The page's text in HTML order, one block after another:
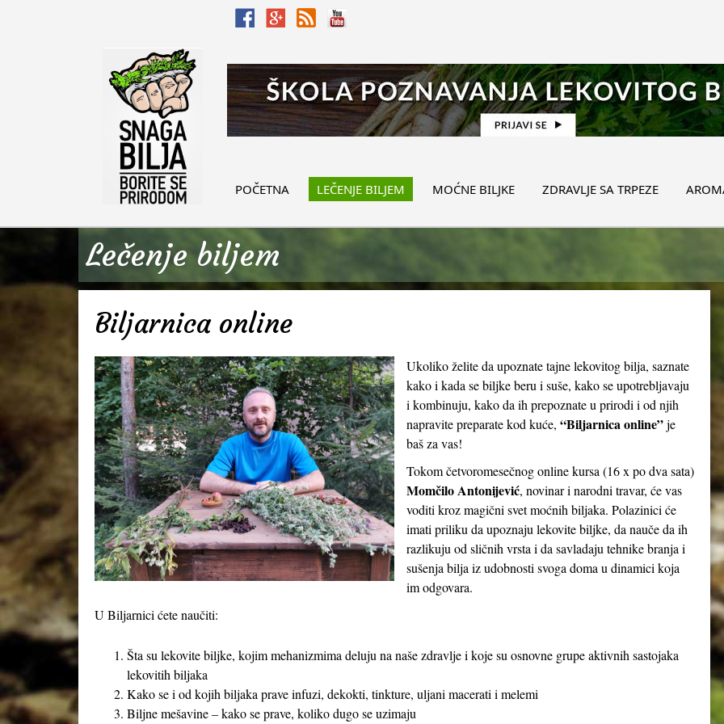
POČETNA LEČENJE BILJEM MOĆNE BILJKE ZDRAVLJE SA TRPEZE
Lečenje biljem
Biljarnica online
Ukoliko želite da upoznate tajne lekovitog bilja, saznate
kako i kada se biljke beru i suše, kako se upotrebljavaju
i kombinuju, kako da ih prepoznate u prirodi i od njih
napravite preparate kod kuće, “Biljarnica online”je
baš za vas!
Tokom četvoromesečnog online kursa (16 x po dva sata)
Momčilo Antonijević, novinar i narodni travar, će vas
voditi kroz magični svet moćnih biljaka. Polazinici će
imati priliku da upoznaju lekovite biljke, da nauče da ih
razlikuju od sličnih vrsta i da savladaju tehnike branja i
sušenja bilja iz udobnosti svoga doma u dinamici koja
im odgovara.
U Biljarnici ćete naučiti:
Šta su lekovite biljke, kojim mehanizmima deluju na naše zdravlje i koje su osnovne grupe aktivnih sastojaka
lekovitih biljaka
Kako se i od kojih biljaka prave infuzi, dekokti, tinkture, uljani macerati i melemi
Biljne mešavine – kako se prave, koliko dugo se uzimaju